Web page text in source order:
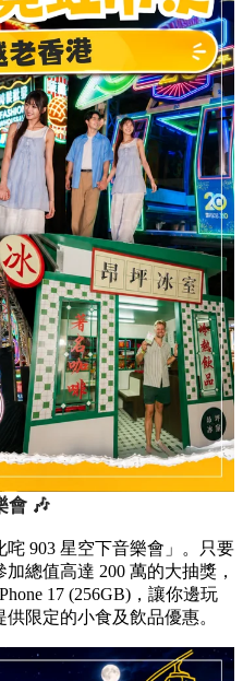
會 🎶
903 星空下音樂會」。只要
總值高達 200 萬的大抽獎，
17 (256GB)，讓你邊玩
限定的小食及飲品優惠。